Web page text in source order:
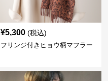
¥5,300 (税込)
フリンジ付きヒョウ柄マフラー